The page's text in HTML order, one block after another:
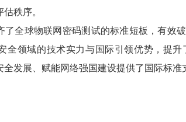
秩序。
了全球物联网密码测试的标准短板，有效
全领域的技术实力与国际引领优势，提
发展、赋能网络强国建设提供了国际标准